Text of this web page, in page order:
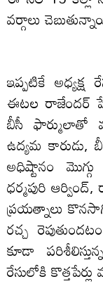
వర్గాలు
ఇప్పటికే
ఈటల రాజేందర్‌
బీసీ ఫార్ములాతో
ఉద్యమ
అధిష్టానం మొగ్గు
ధర్మపురి
ప్రయత్నాలు
రచ్చ
కూడా
రేసులోకి